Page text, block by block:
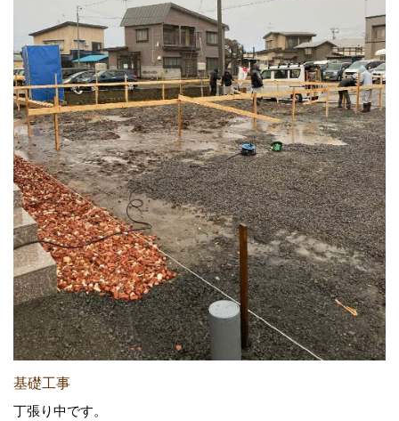
基礎工事
丁張り中です。